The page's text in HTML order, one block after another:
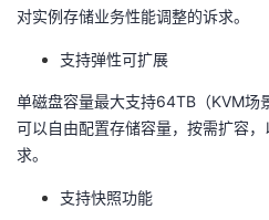
堂
的
我
我
的
技
我
的
对实例存储业务性能调整的诉求。
支持弹性可扩展
单磁盘容量最大支持64TB （KVM场
可以自由配置存储容量，按需扩容
求。
支持快照功能